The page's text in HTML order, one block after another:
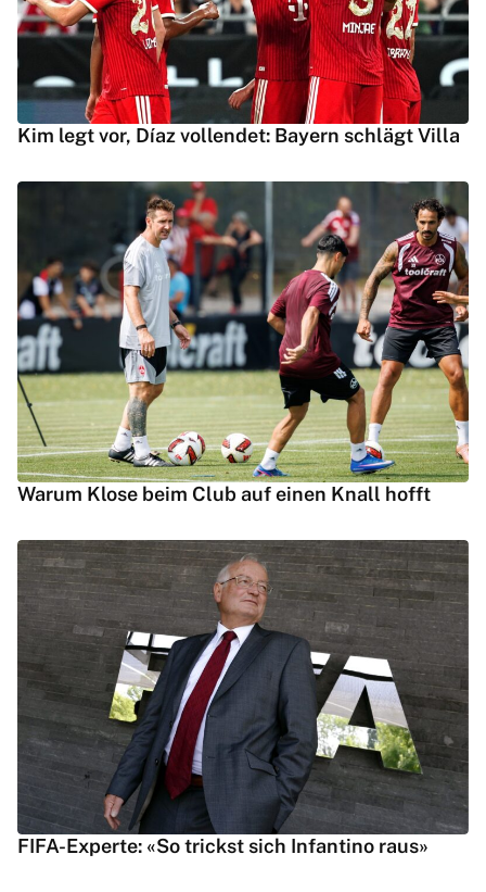
Kim legt vor, Díaz vollendet: Bayern schlägt Villa
Warum Klose beim Club auf einen Knall hofft
FIFA-Experte: «So trickst sich Infantino raus»